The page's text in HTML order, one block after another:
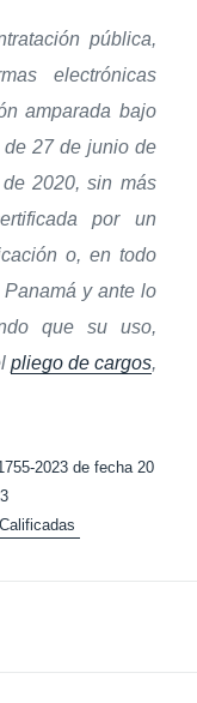
pública,
electrónicas
amparada bajo
27 de junio de
2020, sin más
por un
o, en todo
y ante lo
que su uso,
pliego de cargos,
2023 de fecha 20